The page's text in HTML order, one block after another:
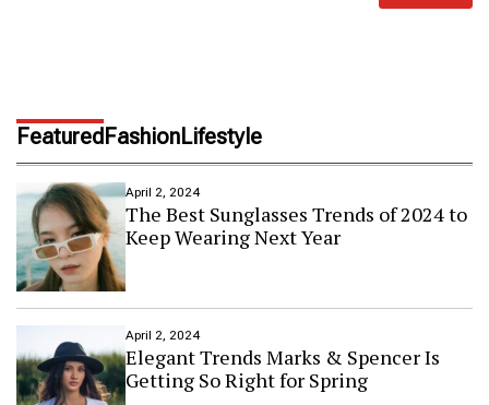
FeaturedFashionLifestyle
April 2, 2024
The Best Sunglasses Trends of 2024 to
Keep Wearing Next Year
April 2, 2024
Elegant Trends Marks & Spencer Is
Getting So Right for Spring